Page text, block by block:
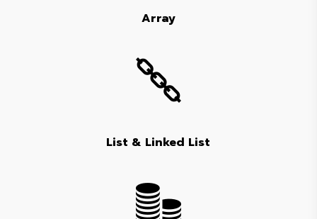
Array
List & Linked List